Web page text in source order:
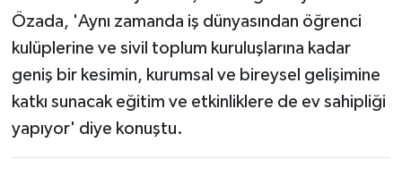
Özada, 'Aynı zamanda iş dünyasından öğrenci
kulüplerine ve sivil toplum kuruluşlarına kadar
geniş bir kesimin, kurumsal ve bireysel gelişimine
katkı sunacak eğitim ve etkinliklere de ev sahipliği
yapıyor' diye konuştu.